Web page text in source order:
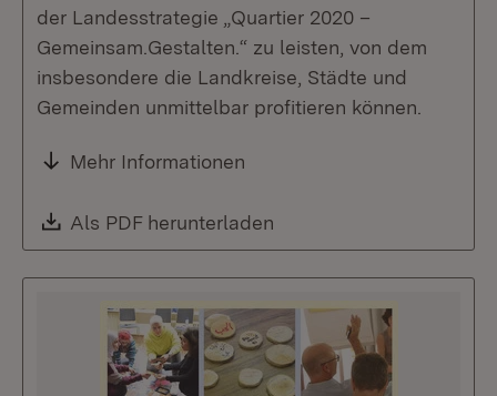
der Landesstrategie „Quartier 2020 –
Gemeinsam.Gestalten.“ zu leisten, von dem
insbesondere die Landkreise, Städte und
Gemeinden unmittelbar profitieren können.
Mehr Informationen
Download:
Als PDF herunterladen